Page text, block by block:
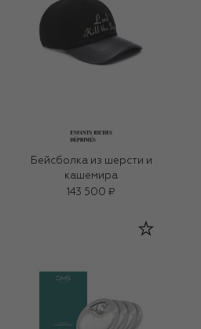
Бейсболка из шерсти и
кашемира
143 500 ₽